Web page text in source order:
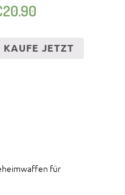
20.90
KAUFE JETZT
für